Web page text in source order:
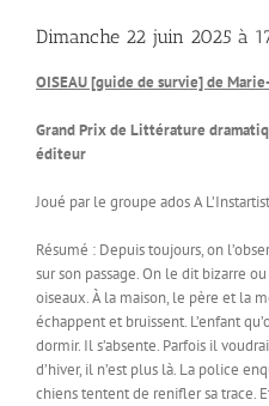
Dimanche 22 juin 2025 à
OISEAU [guide de survie] de
Grand Prix de Littérature
éditeur
Joué par le groupe ados A
Résumé : Depuis toujours, on
sur son passage. On le dit bizarre
oiseaux. À la maison, le père et la
échappent et bruissent. L’enfant
dormir. Il s’absente. Parfois il
d’hiver, il n’est plus là. La police
chiens tentent de renifler sa trace.